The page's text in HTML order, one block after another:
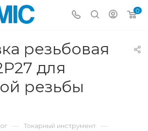
0
резьбовая
для
резьбы
— Токарный инструмент —